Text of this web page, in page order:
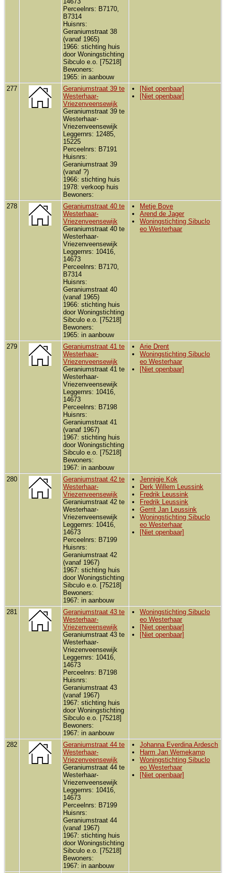
Perceelnrs: B7170,
B7314
Huisnrs:
Geraniumstraat 38
(vanaf 1965)
1966: stichting huis
door Woningstichting
Sibculo e.o. [75218]
Bewoners:
1965: in aanbouw
277
Geraniumstraat 39 te
Westerhaar-
Vriezenveensewijk
Geraniumstraat 39 te
Westerhaar-
Vriezenveensewijk
Leggernrs: 12485,
15225
Perceelnrs: B7191
Huisnrs:
Geraniumstraat 39
(vanaf ?)
1966: stichting huis
1978: verkoop huis
Bewoners:
[Niet openbaar]
[Niet openbaar]
278
Geraniumstraat 40 te
Westerhaar-
Vriezenveensewijk
Geraniumstraat 40 te
Westerhaar-
Vriezenveensewijk
Leggernrs: 10416,
14673
Perceelnrs: B7170,
B7314
Huisnrs:
Geraniumstraat 40
(vanaf 1965)
1966: stichting huis
door Woningstichting
Sibculo e.o. [75218]
Bewoners:
1965: in aanbouw
Metje Bove
Arend de Jager
Woningstichting Sibuclo
eo Westerhaar
279
Geraniumstraat 41 te
Westerhaar-
Vriezenveensewijk
Geraniumstraat 41 te
Westerhaar-
Vriezenveensewijk
Leggernrs: 10416,
14673
Perceelnrs: B7198
Huisnrs:
Geraniumstraat 41
(vanaf 1967)
1967: stichting huis
door Woningstichting
Sibculo e.o. [75218]
Bewoners:
1967: in aanbouw
Arie Drent
Woningstichting Sibuclo
eo Westerhaar
[Niet openbaar]
280
Geraniumstraat 42 te
Westerhaar-
Vriezenveensewijk
Geraniumstraat 42 te
Westerhaar-
Vriezenveensewijk
Leggernrs: 10416,
14673
Perceelnrs: B7199
Huisnrs:
Geraniumstraat 42
(vanaf 1967)
1967: stichting huis
door Woningstichting
Sibculo e.o. [75218]
Bewoners:
1967: in aanbouw
Jennigje Kok
Derk Willem Leussink
Fredrik Leussink
Fredrik Leussink
Gerrit Jan Leussink
Woningstichting Sibuclo
eo Westerhaar
[Niet openbaar]
281
Geraniumstraat 43 te
Westerhaar-
Vriezenveensewijk
Geraniumstraat 43 te
Westerhaar-
Vriezenveensewijk
Leggernrs: 10416,
14673
Perceelnrs: B7198
Huisnrs:
Geraniumstraat 43
(vanaf 1967)
1967: stichting huis
door Woningstichting
Sibculo e.o. [75218]
Bewoners:
1967: in aanbouw
Woningstichting Sibuclo
eo Westerhaar
[Niet openbaar]
[Niet openbaar]
282
Geraniumstraat 44 te
Westerhaar-
Vriezenveensewijk
Geraniumstraat 44 te
Westerhaar-
Vriezenveensewijk
Leggernrs: 10416,
14673
Perceelnrs: B7199
Huisnrs:
Geraniumstraat 44
(vanaf 1967)
1967: stichting huis
door Woningstichting
Sibculo e.o. [75218]
Bewoners:
1967: in aanbouw
Johanna Everdina Ardesch
Harm Jan Wemekamp
Woningstichting Sibuclo
eo Westerhaar
[Niet openbaar]